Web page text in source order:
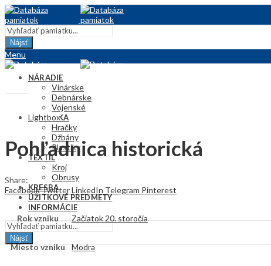
Nájsť
Menu
NÁRADIE
Vinárske
Debnárske
Vojenské
KERAMIKA
Hračky
Džbány
Plastiky
TEXTIL
Kroj
Obrusy
KRESBA
ÚŽITKOVÉ PREDMETY
INFORMÁCIE
Nájsť
Lightbox
Pohľadnica historická
Share:
FacebookTwitterLinkedIn Telegram Pinterest
Rok vzniku Začiatok 20. storočia
Miesto vzniku Modra